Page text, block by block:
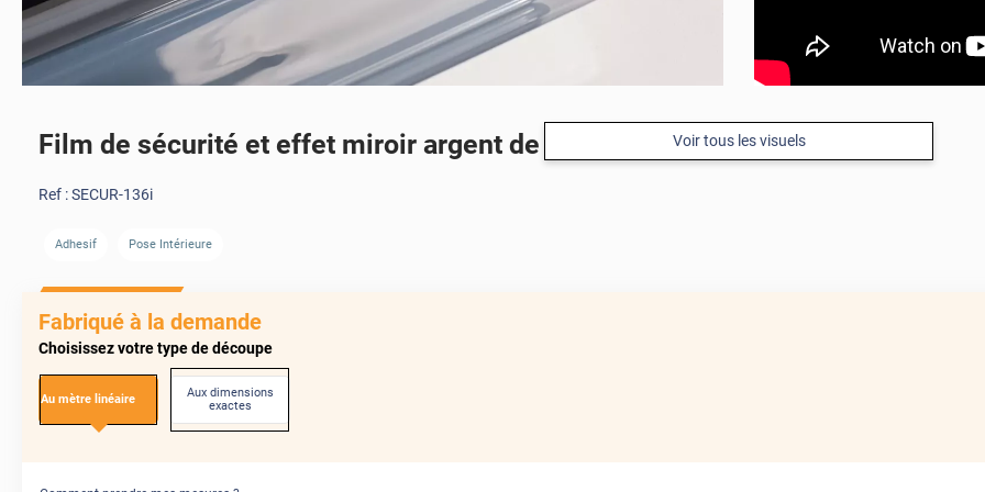
Voir tous les visuels
Film de sécurité et effet miroir argent de 240 microns
Ref :SECUR-136i
Adhesif Pose Intérieure
Fabriqué à la demande
Choisissez votre type de découpe
Au mètre linéaire
Aux dimensions
exactes